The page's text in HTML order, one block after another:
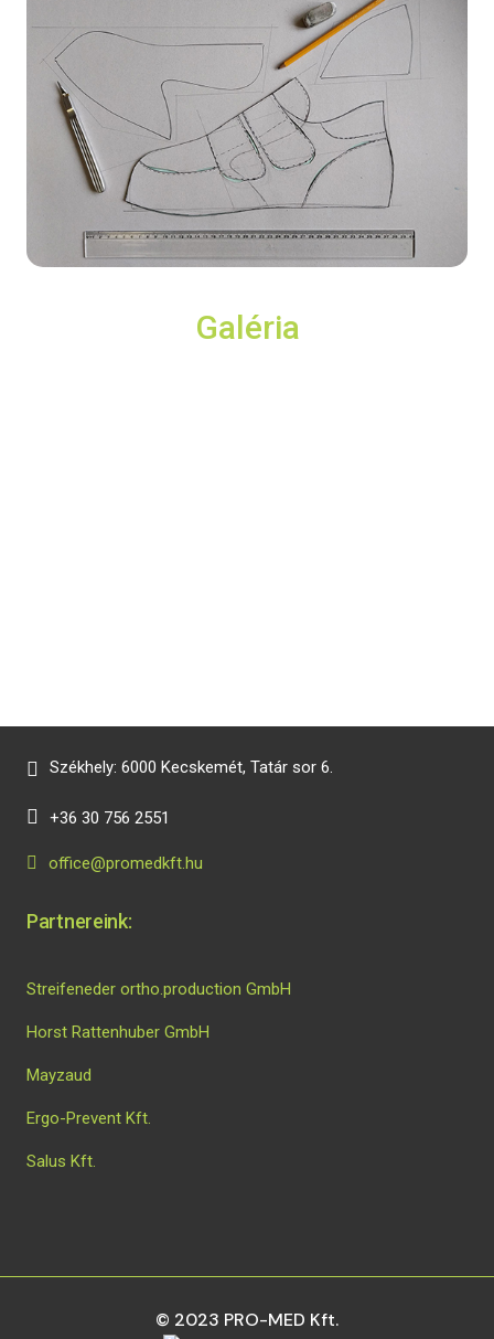
Galéria
Székhely: 6000 Kecskemét, Tatár sor 6.
+36 30 756 2551
office@promedkft.hu
Partnereink:
Streifeneder ortho.production GmbH
Horst Rattenhuber GmbH
Mayzaud
Ergo-Prevent Kft.
Salus Kft.
© 2023 PRO-MED Kft.